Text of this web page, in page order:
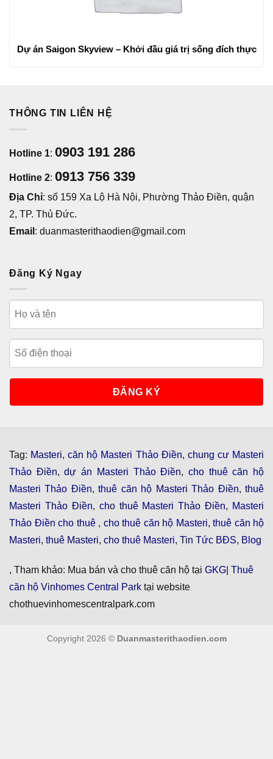
Dự án Saigon Skyview – Khởi đầu giá trị sống đích thực
THÔNG TIN LIÊN HỆ
Hotline 1: 0903 191 286
Hotline 2: 0913 756 339
Địa Chỉ: số 159 Xa Lộ Hà Nội, Phường Thảo Điền, quận
2, TP. Thủ Đức.
Email : duanmasterithaodien@gmail.com
Đăng Ký Ngay
Tag: Masteri,căn hộ Masteri Thảo Điền, chung cư Masteri
Thảo Điền,dự án Masteri Thảo Điền, cho thuê căn hộ
Masteri Thảo Điền,thuê căn hộ Masteri Thảo Điền,thuê
Masteri Thảo Điền, cho thuê Masteri Thảo Điền, Masteri
Thảo Điền cho thuê , cho thuê căn hộ Masteri, thuê căn hộ
Masteri, thuê Masteri, cho thuê Masteri, Tin Tức BĐS, Blog
, Tham khảo: Mua bán và cho thuê căn hộ tại GKG Thuê
căn hộ Vinhomes Central Park tại website
chothuevinhomescentralpark.com
Copyright 2026 © Duanmasterithaodien.com